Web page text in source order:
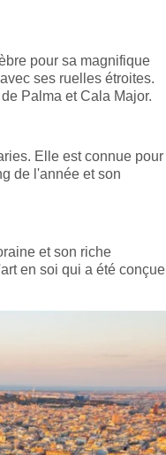
pour sa magnifique
ses ruelles étroites.
Palma et Cala Major.
Elle est connue pour
de l'année et son
et son riche
en soi qui a été conçue